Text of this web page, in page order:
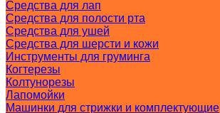
Средства для лап
Средства для полости рта
Средства для ушей
Средства для шерсти и кожи
Инструменты для груминга
Когтерезы
Колтунорезы
Лапомойки
Машинки для стрижки и комплектующие